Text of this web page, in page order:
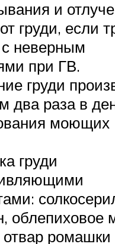
и
груди, если
неверным
при ГВ.
груди
два раза в
моющих
груди
облепиховое
отвар